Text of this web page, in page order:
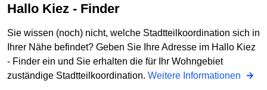
Hallo Kiez - Finder
Sie wissen (noch) nicht, welche Stadtteilkoordination sich in
Ihrer Nähe befindet? Geben Sie Ihre Adresse im Hallo Kiez
- Finder ein und Sie erhalten die für Ihr Wohngebiet
zuständige Stadtteilkoordination. Weitere Informationen